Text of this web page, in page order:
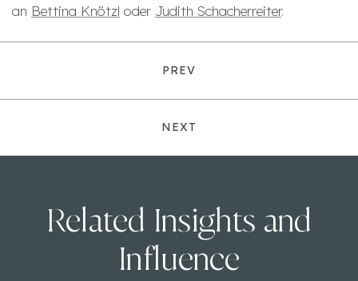
an Bettina Knötzl oder Judith Schacherreiter.
PREV
NEXT
Related Insights and
Influence